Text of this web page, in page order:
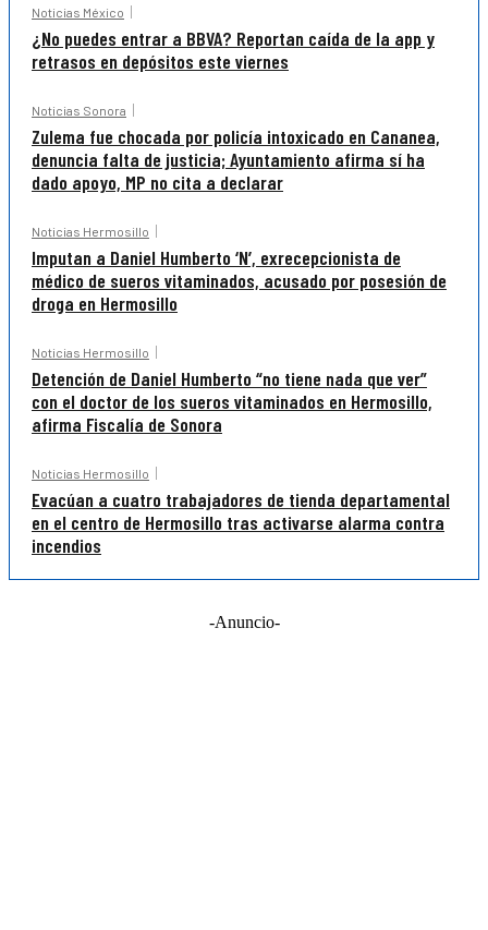
Noticias México
¿No puedes entrar a BBVA? Reportan caída de la app y
retrasos en depósitos este viernes
Noticias Sonora
Zulema fue chocada por policía intoxicado en Cananea,
denuncia falta de justicia; Ayuntamiento afirma sí ha
dado apoyo, MP no cita a declarar
Noticias Hermosillo
Imputan a Daniel Humberto ‘N’, exrecepcionista de
médico de sueros vitaminados, acusado por posesión de
droga en Hermosillo
Noticias Hermosillo
Detención de Daniel Humberto “no tiene nada que ver”
con el doctor de los sueros vitaminados en Hermosillo,
afirma Fiscalía de Sonora
Noticias Hermosillo
Evacúan a cuatro trabajadores de tienda departamental
en el centro de Hermosillo tras activarse alarma contra
incendios
-Anuncio-